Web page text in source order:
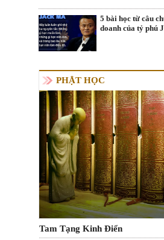
5 bài học từ câu
doanh của tỷ phú
PHẬT HỌC
Tam Tạng Kinh Điển